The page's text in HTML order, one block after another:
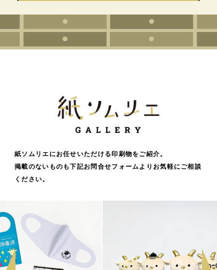
紙ソムリエにお任せいただける印刷物をご紹介。
掲載のないものも下記お問合せフォームよりお気軽にご相談
ください。